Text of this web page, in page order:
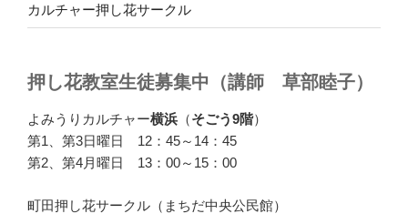
カルチャー押し花サークル
押し花教室生徒募集中（講師 草部睦子）
よみうりカルチャー横浜 （そごう9階）
第1、第3日曜日 12：45～14：45
第2、第4月曜日 13：00～15：00
町田押し花サークル（まちだ中央公民館）